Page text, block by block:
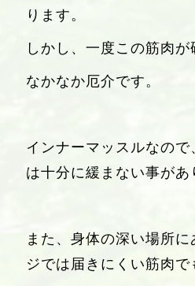
ります。
しかし、一度この筋肉が
なかなか厄介です。
インナーマッスルなの
は十分に緩まない事があ
また、身体の深い場所
ジでは届きにくい筋肉で